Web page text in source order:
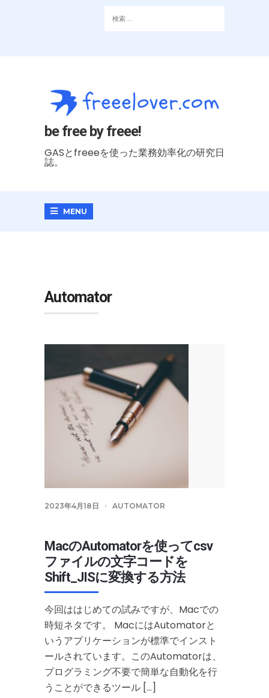
be free by freee!
GASとfreeeを使った業務効率化の研究日
誌。
MENU
Automator
2023年4月18日 AUTOMATOR
MacのAutomatorを使ってcsv
ファイルの文字コードを
Shift_JISに変換する方法
今回ははじめての試みですが、Macでの
時短ネタです。 MacにはAutomatorと
いうアプリケーションが標準でインスト
ールされています。このAutomatorは、
プログラミング不要で簡単な自動化を行
うことができるツール […]